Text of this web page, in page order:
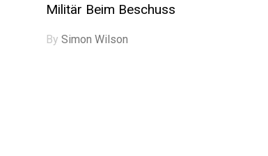
Militär Beim Beschuss
By Simon Wilson